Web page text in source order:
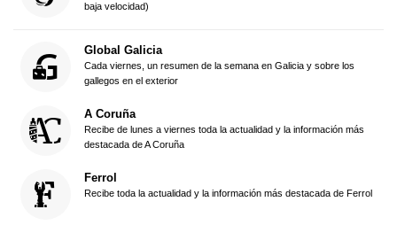
baja velocidad)
Global Galicia
Cada viernes, un resumen de la semana en Galicia y sobre los
gallegos en el exterior
A Coruña
Recibe de lunes a viernes toda la actualidad y la información más
destacada de A Coruña
Ferrol
Recibe toda la actualidad y la información más destacada de Ferrol